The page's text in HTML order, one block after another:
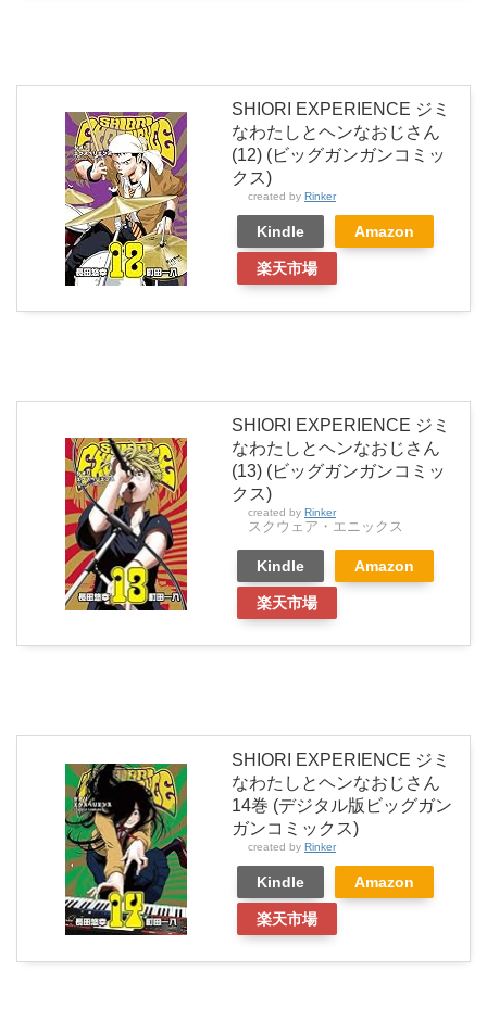
SHIORI EXPERIENCE ジミ
なわたしとヘンなおじさん
(12) (ビッグガンガンコミッ
クス)
created by Rinker
Kindle Amazon
楽天市場
SHIORI EXPERIENCE ジミ
なわたしとヘンなおじさん
(13) (ビッグガンガンコミッ
クス)
created by Rinker
スクウェア・エニックス
Kindle Amazon
楽天市場
SHIORI EXPERIENCE ジミ
なわたしとヘンなおじさん
14巻 (デジタル版ビッグガン
ガンコミックス)
created by Rinker
Kindle Amazon
楽天市場